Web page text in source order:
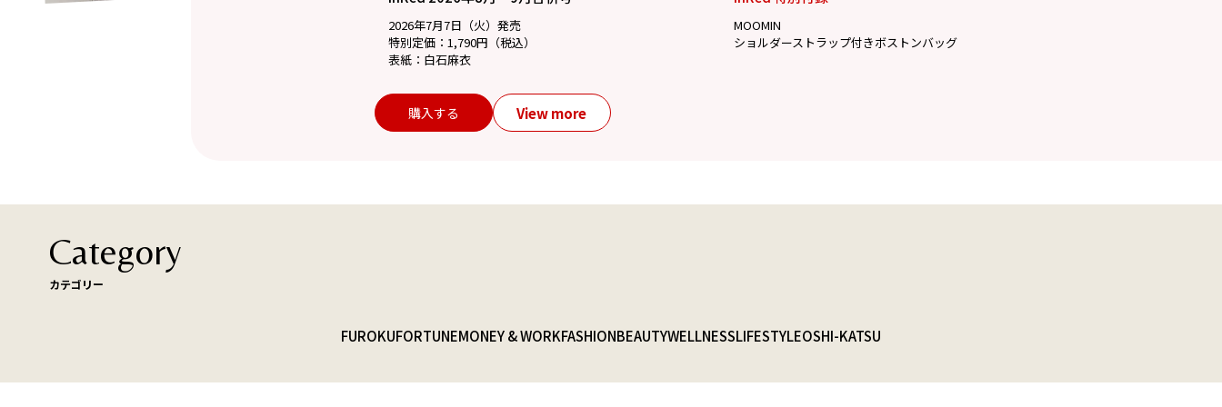
2026年7月7日（火）発売
特別定価：1,790円（税込）
表紙：白石麻衣
MOOMIN
ショルダーストラップ付きボストンバッグ
購入する View more
Category
カテゴリー
FUROKUFORTUNEMONEY & WORKFASHIONBEAUTYWELLNESSLIFESTYLEOSHI-KATSU